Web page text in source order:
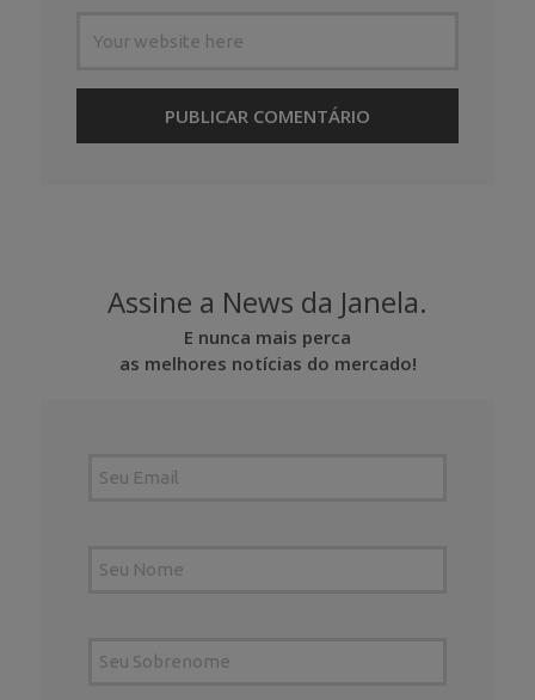
Assine a News da Janela.
E nunca mais perca
as melhores notícias do mercado!